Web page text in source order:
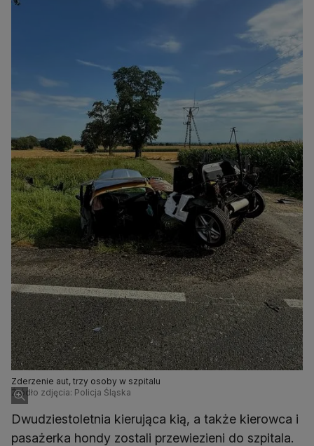
Zderzenie aut, trzy osoby w szpitalu
Źródło zdjęcia: Policja Śląska
Dwudziestoletnia kierująca kią, a także kierowca i
pasażerka hondy zostali przewiezieni do szpitala.